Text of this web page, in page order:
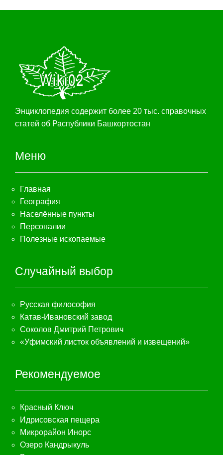
Энциклопедия содержит более 20 тыс. справочных
статей об Распублики Башкортостан
Меню
Главная
География
Населённые пункты
Персоналии
Полезные ископаемые
Случайный выбор
Русская философия
Катав-Ивановский завод
Соколов Дмитрий Петрович
«Уфимский листок объявлений и извещений»
Рекомендуемое
Красный Ключ
Идрисовская пещера
Микрорайон Инорс
Озеро Кандрыкуль